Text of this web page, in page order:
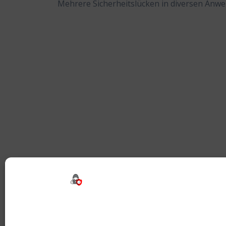
Mehrere Sicherheitslücken in diversen